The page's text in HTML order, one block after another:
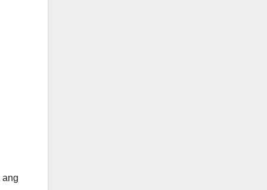
ang